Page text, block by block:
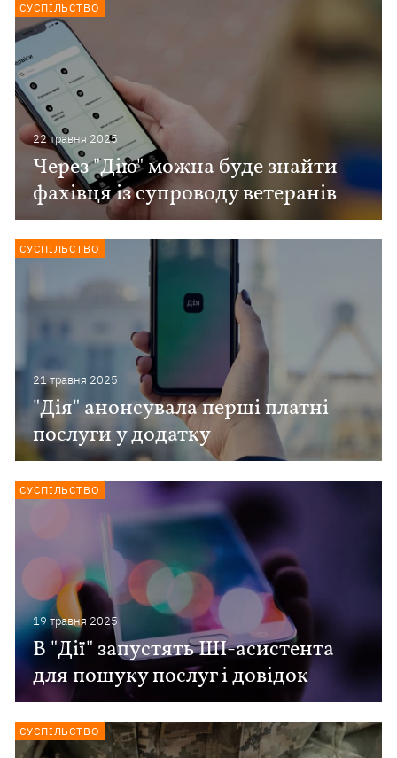
22 травня 2025
Через "Дію" можна буде знайти
фахівця із супроводу ветеранів
СУСПІЛЬСТВО
21 травня 2025
"Дія" анонсувала перші платні
послуги у додатку
СУСПІЛЬСТВО
19 травня 2025
В "Дії" запустять ШІ-асистента
для пошуку послуг і довідок
СУСПІЛЬСТВО
СУСПІЛЬСТВО